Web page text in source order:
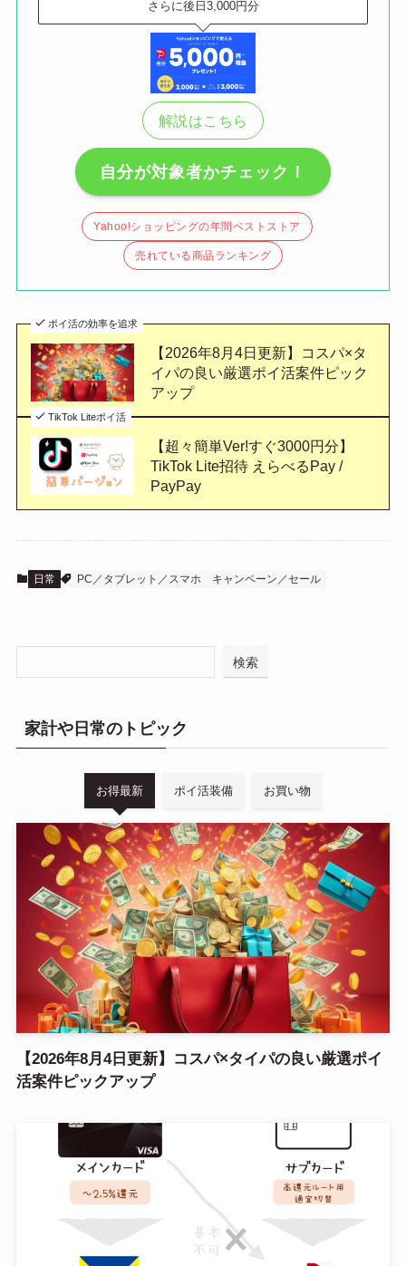
さらに後日3,000円分
解説はこちら
自分が対象者かチェック！
Yahoo!ショッピングの年間ベストストア
売れている商品ランキング
ポイ活の効率を追求
【2026年8月4日更新】コスパ×タ
イパの良い厳選ポイ活案件ピック
アップ
TikTok Liteポイ活
【超々簡単Ver!すぐ3000円分】
TikTok Lite招待 えらべるPay /
PayPay
日常 PC／タブレット／スマホ キャンペーン／セール
検索
家計や日常のトピック
お得最新 ポイ活装備 お買い物
【2026年8月4日更新】コスパ×タイパの良い厳選ポイ
活案件ピックアップ